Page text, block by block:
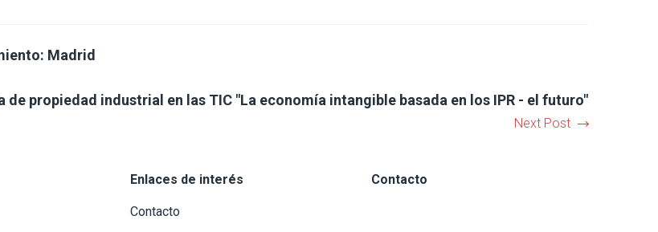
Madrid
de propiedad industrial en las TIC "La economía intangible basada en los IPR - el futuro"
Next Post
Enlaces de interés
Contacto
Contacto